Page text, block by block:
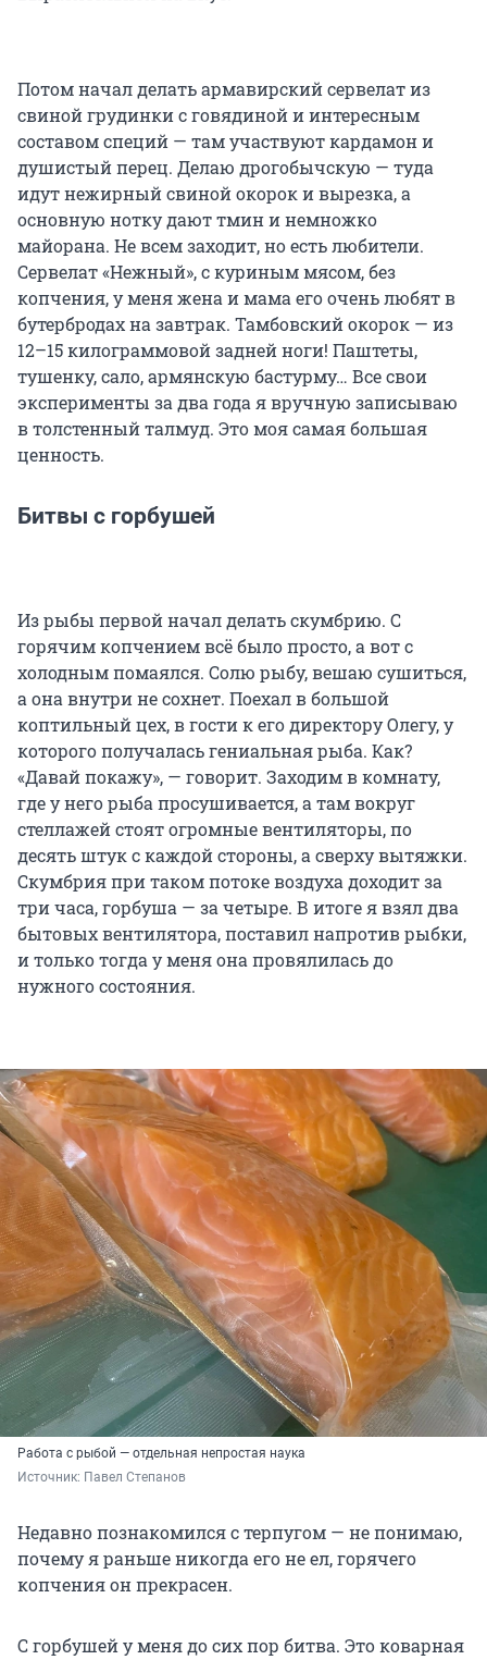
Потом начал делать армавирский сервелат из
свиной грудинки с говядиной и интересным
составом специй — там участвуют кардамон и
душистый перец. Делаю дрогобычскую — туда
идут нежирный свиной окорок и вырезка, а
основную нотку дают тмин и немножко
майорана. Не всем заходит, но есть любители.
Сервелат «Нежный», с куриным мясом, без
копчения, у меня жена и мама его очень любят в
бутербродах на завтрак. Тамбовский окорок — из
12–15 килограммовой задней ноги! Паштеты,
тушенку, сало, армянскую бастурму… Все свои
эксперименты за два года я вручную записываю
в толстенный талмуд. Это моя самая большая
ценность.
Битвы с горбушей
Из рыбы первой начал делать скумбрию. С
горячим копчением всё было просто, а вот с
холодным помаялся. Солю рыбу, вешаю сушиться,
а она внутри не сохнет. Поехал в большой
коптильный цех, в гости к его директору Олегу, у
которого получалась гениальная рыба. Как?
«Давай покажу», — говорит. Заходим в комнату,
где у него рыба просушивается, а там вокруг
стеллажей стоят огромные вентиляторы, по
десять штук с каждой стороны, а сверху вытяжки.
Скумбрия при таком потоке воздуха доходит за
три часа, горбуша — за четыре. В итоге я взял два
бытовых вентилятора, поставил напротив рыбки,
и только тогда у меня она провялилась до
нужного состояния.
Работа с рыбой — отдельная непростая наука
Источник: Павел Степанов
Недавно познакомился с терпугом — не понимаю,
почему я раньше никогда его не ел, горячего
копчения он прекрасен.
С горбушей у меня до сих пор битва. Это коварная